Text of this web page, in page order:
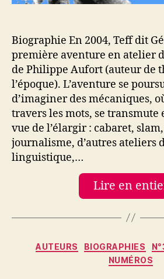
Biographie En 2004, Teff dit
première aventure en atelier
de Philippe Aufort (auteur de
l’époque). L’aventure se
d’imaginer des mécaniques,
travers les mots, se transmute
vue de l’élargir : cabaret,
journalisme, d’autres ateliers
linguistique,…
Lire en
AUTEURS BIOGRAPHIES
NUMÉROS